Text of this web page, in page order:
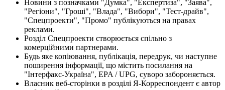
Новини з позначками "Думка", "Експертиза", "Заява",
"Регіони", "Гроші", "Влада", "Вибори", "Тест-драйв",
"Спецпроекти", "Промо" публікуються на правах
реклами.
Розділ Спецпроекти створюється спільно з
комерційними партнерами.
Будь яке копіювання, публікація, передрук, чи наступне
поширення інформації, що містить посилання на
"Інтерфакс-Україна", EPA / UPG, суворо забороняється.
Власник веб-сторінки в розділі Я-Корреспондент є автор